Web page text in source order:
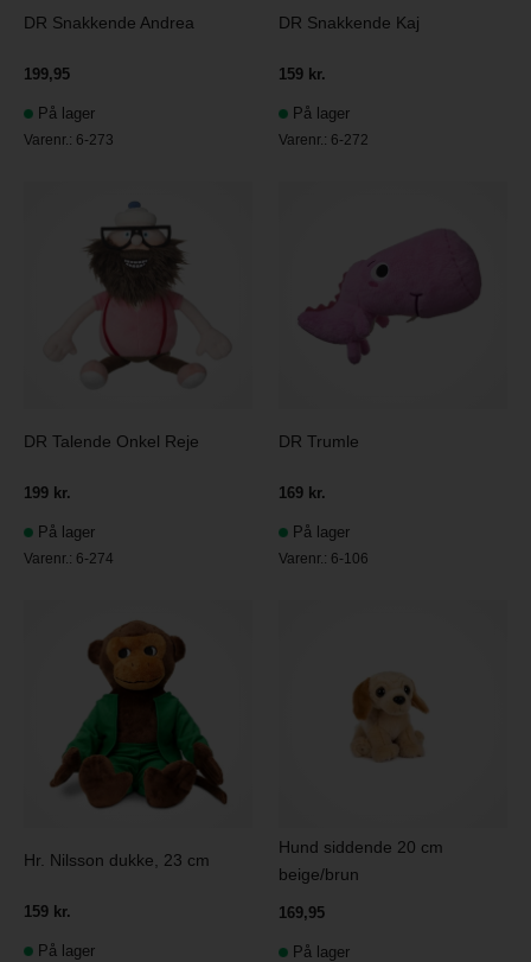
DR Snakkende Andrea
199,95
På lager
Varenr.: 6-273
DR Snakkende Kaj
159 kr.
På lager
Varenr.: 6-272
DR Talende Onkel Reje
199 kr.
På lager
Varenr.: 6-274
DR Trumle
169 kr.
På lager
Varenr.: 6-106
Hr. Nilsson dukke, 23 cm
159 kr.
På lager
Hund siddende 20 cm
beige/brun
169,95
På lager